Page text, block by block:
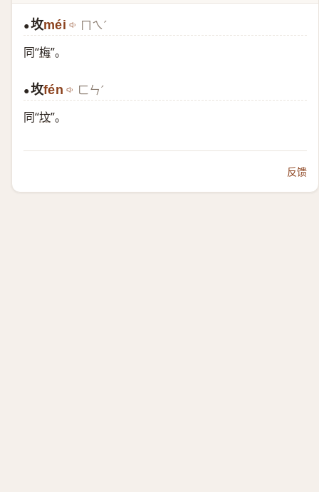
●坆méi ㄇㄟˊ
同“梅”。
●坆fén ㄈㄣˊ
同“坟”。
反馈